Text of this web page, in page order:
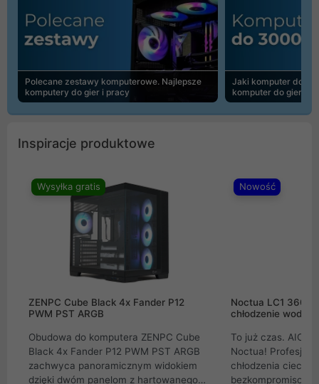
Polecane zestawy komputerowe. Najlepsze
komputery do gier i pracy
Jaki komputer do
komputer do gier |
Inspiracje produktowe
Wysyłka gratis
ZENPC Cube Black 4x Fander P12
PWM PST ARGB
Obudowa do komputera ZENPC Cube
Black 4x Fander P12 PWM PST ARGB
zachwyca panoramicznym widokiem
dzięki dwóm panelom z hartowanego
Nowość
Noctua LC1
chłodzenie wodne
To już czas. AIO
Noctua!
chłodzenia cieczą